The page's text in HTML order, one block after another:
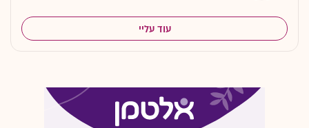
עוד עליי